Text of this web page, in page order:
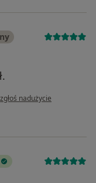
w opinii użytkownika J.W
zgłoś nadużycie